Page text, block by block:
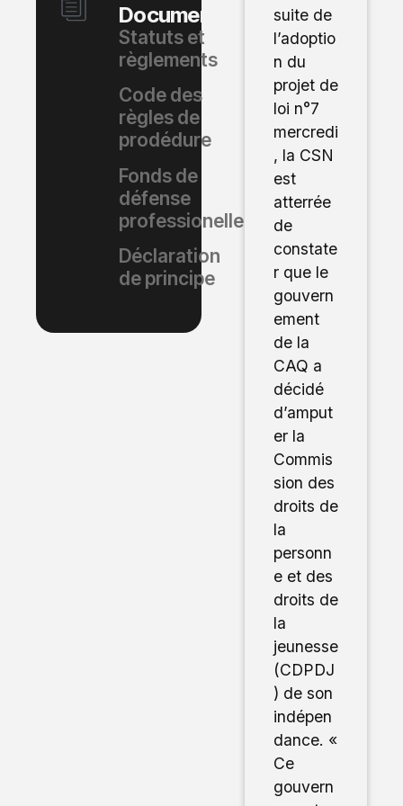
Documents
Statuts et
règlements
Code des
règles de
prodédure
Fonds de
défense
professionelle
Déclaration
de principe
suite de
l’adoptio
n du
projet de
loi n°7
mercredi
, la CSN
est
atterrée
de
constate
r que le
gouvern
ement
de la
CAQ a
décidé
d’amput
er la
Commis
sion des
droits de
la
personn
e et des
droits de
la
jeunesse
(CDPDJ
) de son
indépen
dance. «
Ce
gouvern